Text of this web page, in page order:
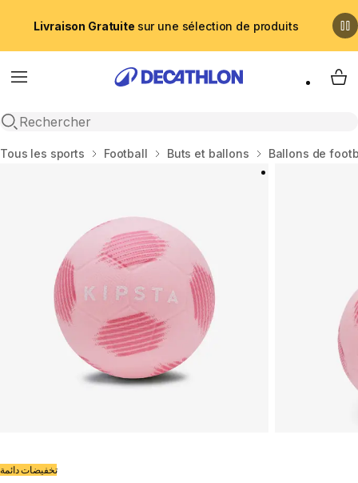
Livraison Gratuite sur une sélection de produits
Menu
Recherche ouverte
My
Accueil
Tous les sports Football Buts et ballons Ballons de
تخفيضات دائمة